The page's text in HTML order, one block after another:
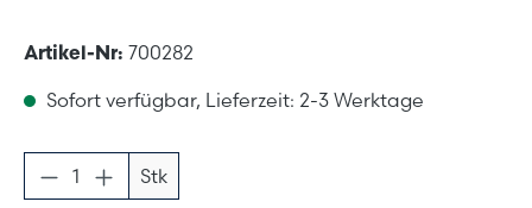
Artikel-Nr: 700282
Sofort verfügbar, Lieferzeit: 2-3 Werktage
Produkt Anzahl: Gib den gewünschten
Stk